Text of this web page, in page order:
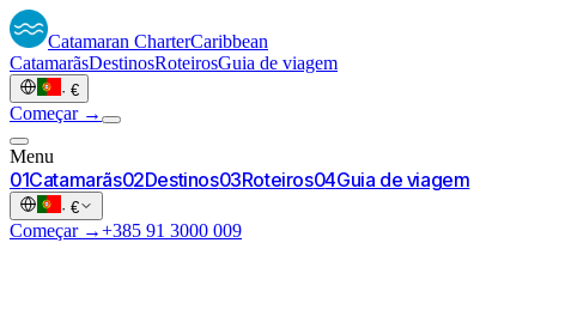
Catamaran CharterCaribbean
CatamarãsDestinosRoteirosGuia de viagem
· €
Começar →
Menu
01Catamarãs02Destinos03Roteiros04Guia de viagem
· €
Começar →+385 91 3000 009